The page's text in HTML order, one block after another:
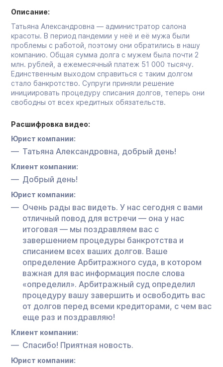
Описание:
Татьяна Александровна — администратор салона
красоты. В период пандемии у неё и её мужа были
проблемы с работой, поэтому они обратились в нашу
компанию. Общая сумма долга с мужем была почти 2
млн. рублей, а ежемесячный платеж 51 000 тысячу.
Единственным выходом справиться с таким долгом
стало банкротство. Супруги приняли решение
инициировать процедуру списания долгов, теперь они
свободны от всех кредитных обязательств.
Расшифровка видео:
Юрист компании:
Татьяна Александровна, добрый день!
Клиент компании:
Добрый день!
Юрист компании:
Очень рады вас видеть. У нас сегодня с вами
отличный повод для встречи — она у нас
итоговая — мы поздравляем вас с
завершением процедуры банкротства и
списанием всех ваших долгов. Ваше
определение Арбитражного суда, в котором
важная для вас информация после слова
«определил». Арбитражный суд определил
процедуру вашу завершить и освободить вас
от долгов перед всеми кредиторами, с чем вас
еще раз и поздравляю!
Клиент компании:
Спасибо! Приятная новость.
Юрист компании: